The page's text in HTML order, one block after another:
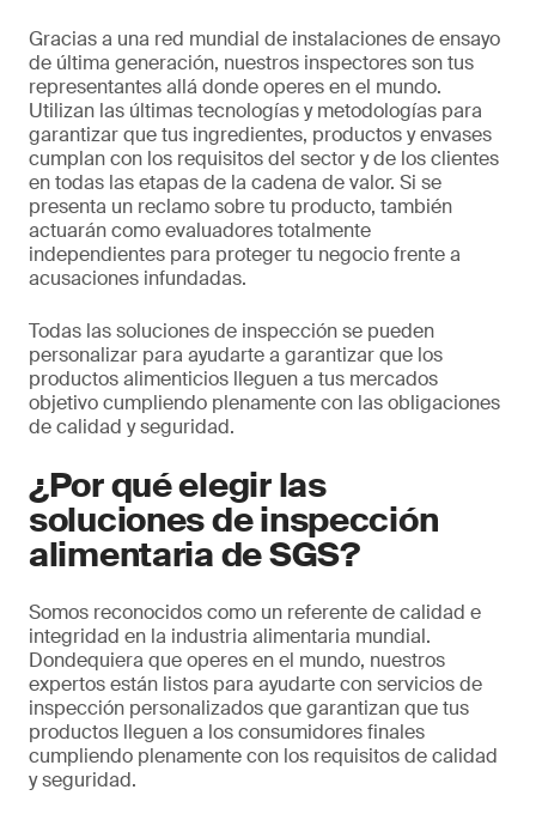
Gracias a una red mundial de instalaciones de ensayo
de última generación, nuestros inspectores son tus
representantes allá donde operes en el mundo.
Utilizan las últimas tecnologías y metodologías para
garantizar que tus ingredientes, productos y envases
cumplan con los requisitos del sector y de los clientes
en todas las etapas de la cadena de valor. Si se
presenta un reclamo sobre tu producto, también
actuarán como evaluadores totalmente
independientes para proteger tu negocio frente a
acusaciones infundadas.
Todas las soluciones de inspección se pueden
personalizar para ayudarte a garantizar que los
productos alimenticios lleguen a tus mercados
objetivo cumpliendo plenamente con las obligaciones
de calidad y seguridad.
¿Por qué elegir las
soluciones de inspección
alimentaria de SGS?
Somos reconocidos como un referente de calidad e
integridad en la industria alimentaria mundial.
Dondequiera que operes en el mundo, nuestros
expertos están listos para ayudarte con servicios de
inspección personalizados que garantizan que tus
productos lleguen a los consumidores finales
cumpliendo plenamente con los requisitos de calidad
y seguridad.